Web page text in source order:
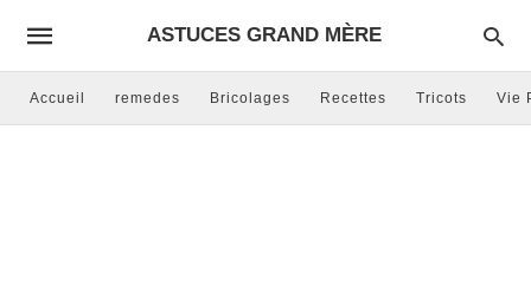
ASTUCES GRAND MÈRE
Accueil remedes Bricolages Recettes Tricots Vie